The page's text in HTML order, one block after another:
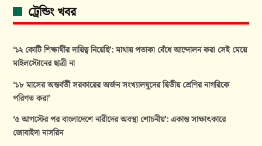
ট্রেন্ডিং খবর
‘১২ কোটি শিক্ষার্থীর দায়িত্ব নিয়েছি’: মাথায় পতাকা বেঁধে আন্দোলন করা সেই মেয়ে
মাইলস্টোনের ছাত্রী না
‘১৮ মাসের অন্তর্বর্তী সরকারের অর্জন সংখ্যালঘুদের দ্বিতীয় শ্রেণির নাগরিকে
পরিণত করা’
‘৫ আগস্টের পর বাংলাদেশে নারীদের অবস্থা শোচনীয়’: একান্ত সাক্ষাৎকারে
জোবাইদা নাসরিন